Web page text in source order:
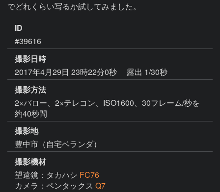
でどれくらい写るか試してみました。
ID
#39616
撮影日時
2017年4月29日 23時22分0秒
露出 1/30秒
撮影方法
2×バロー、2×テレコン、ISO1600、30フレーム/秒を
約40秒間
撮影地
豊中市（自宅ベランダ）
撮影機材
望遠鏡：タカハシ FC76
カメラ：ペンタックス Q7